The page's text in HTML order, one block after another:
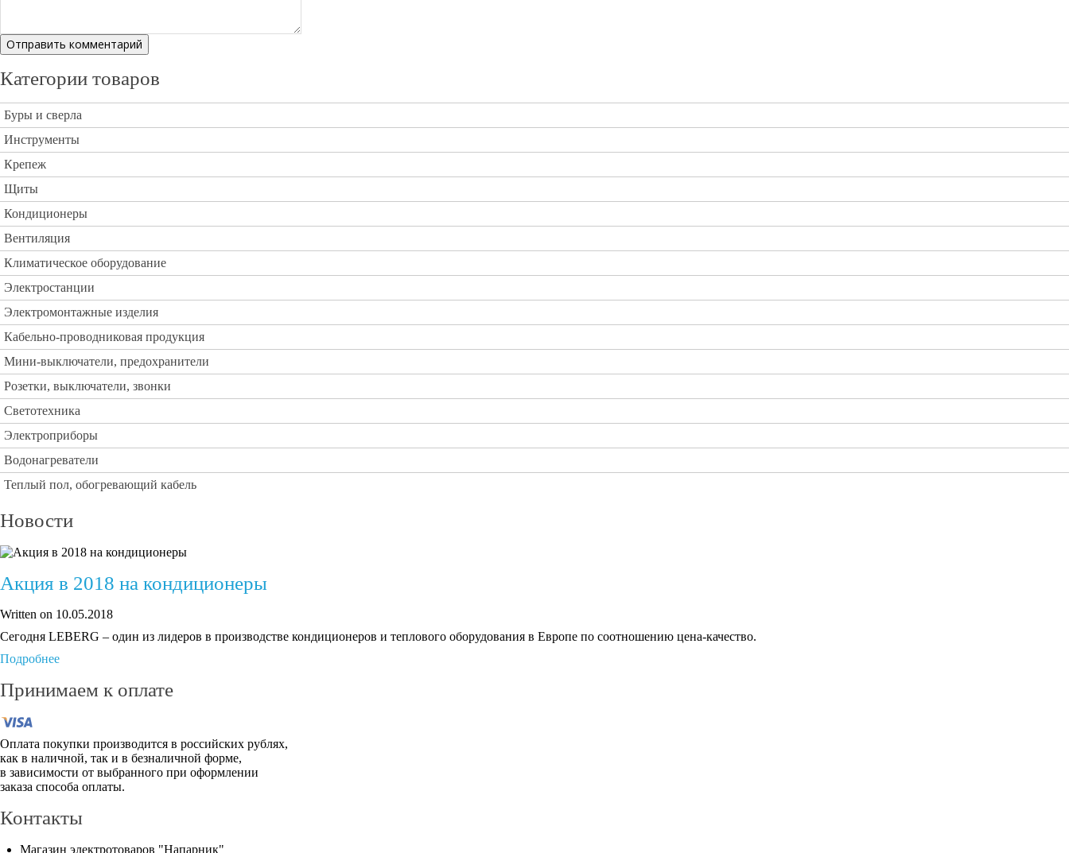
Категории товаров
Буры и сверла
Инструменты
Крепеж
Щиты
Кондиционеры
Вентиляция
Климатическое оборудование
Электростанции
Электромонтажные изделия
Кабельно-проводниковая продукция
Мини-выключатели, предохранители
Розетки, выключатели, звонки
Светотехника
Электроприборы
Водонагреватели
Теплый пол, обогревающий кабель
Новости
Акция в 2018 на кондиционеры
Written on 10.05.2018
Сегодня LEBERG – один из лидеров в производстве кондиционеров и теплового оборудования в Европе по соотношению цена-качество.
Подробнее
Принимаем к оплате
Оплата покупки производится в российских рублях,
как в наличной, так и в безналичной форме,
в зависимости от выбранного при оформлении
заказа способа оплаты.
Контакты
Магазин электротоваров "Напарник"